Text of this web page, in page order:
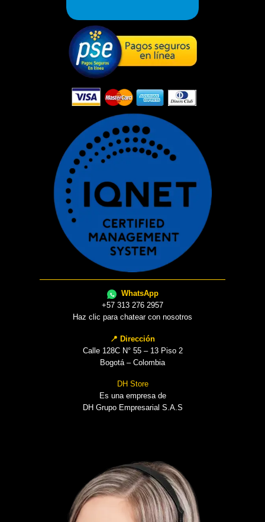
WhatsApp
+57 313 276 2957
Haz clic para chatear con nosotros
📍 Dirección
Calle 128C N° 55 – 13 Piso 2
Bogotá – Colombia
DH Store
Es una empresa de
DH Grupo Empresarial S.A.S